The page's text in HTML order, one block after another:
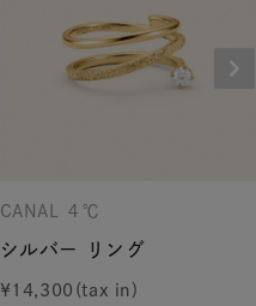
CANAL ４℃
シルバー リング
¥14,300